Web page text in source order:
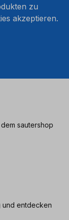
zu
akzeptieren.
sautershop
und entdecken